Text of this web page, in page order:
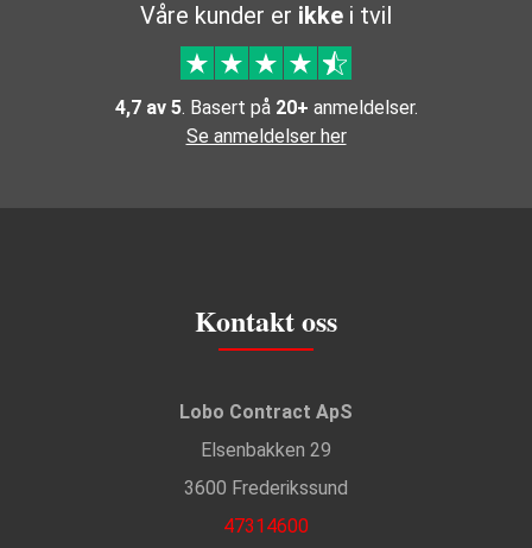
Våre kunder er ikke i tvil
4,7 av 5. Basert på 20+ anmeldelser.
Se anmeldelser her
Kontakt oss
Lobo Contract ApS
Elsenbakken 29
3600 Frederikssund
47314600